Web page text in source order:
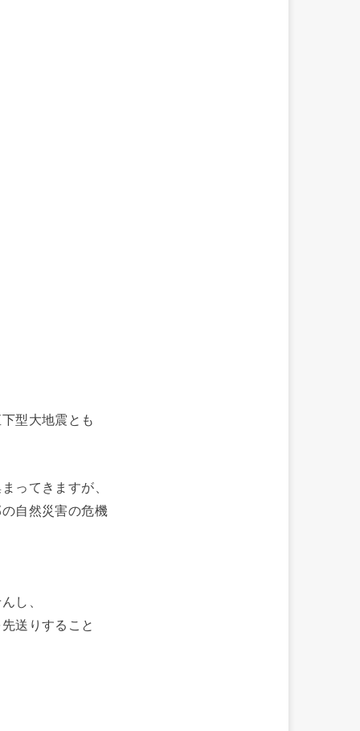
型大地震とも
ってきますが、
自然災害の危機
し、
送りすること